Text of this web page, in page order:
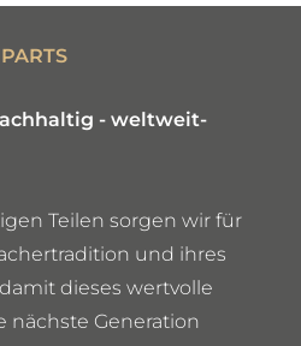
- weltweit-
Teilen sorgen wir für
und ihres
dieses wertvolle
nächste Generation